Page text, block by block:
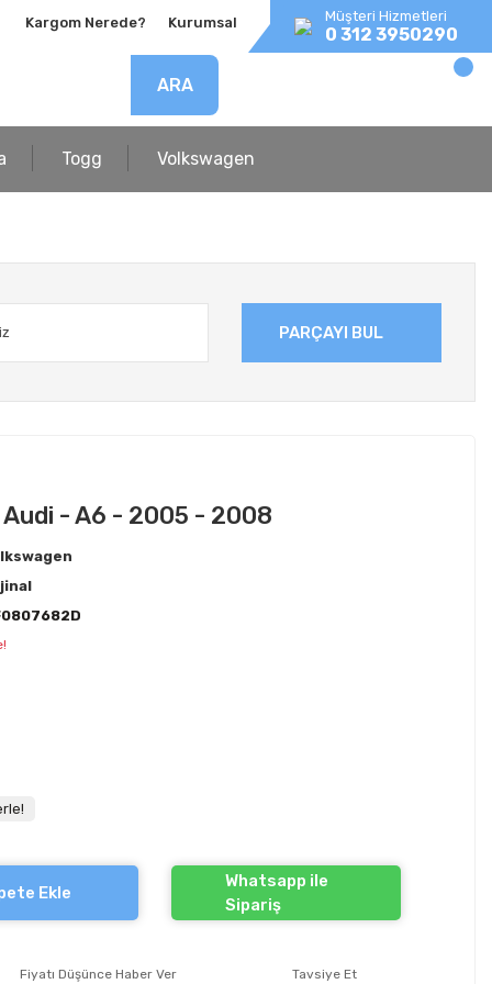
Kargom Nerede? Kurumsal Müşteri Hizmetleri
0 312 3950290
ARA
Togg Volkswagen
PARÇAYI BUL
Audi - A6 - 2005 - 2008
Ekle
Whatsapp ile
Sipariş
Fiyatı Düşünce Haber Ver Tavsiye Et